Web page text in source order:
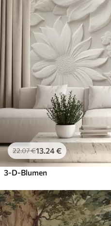
22.07€13 .24€
3-D-Blumen